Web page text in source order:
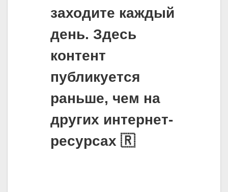
заходите каждый
день. Здесь
контент
публикуется
раньше, чем на
других интернет-
ресурсах 🇷